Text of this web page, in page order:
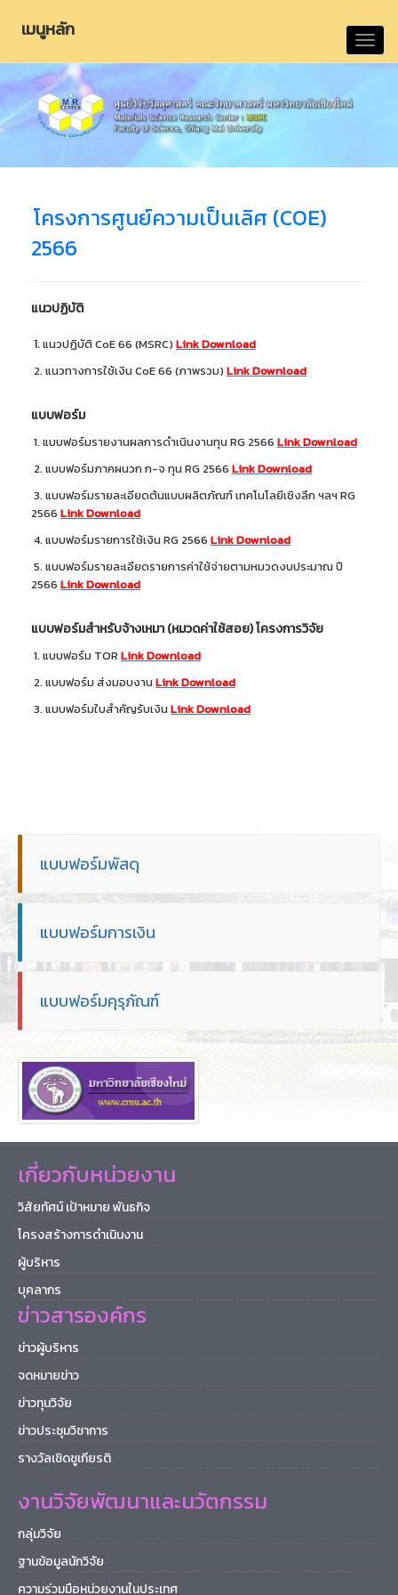
เมนูหลัก
โครงการศูนย์ความเป็นเลิศ (COE)
2566
แนวปฏิบัติ
1.แนวปฏิบัติ CoE 66 (MSRC) Link Download
2.แนวทางการใช้เงิน CoE 66 (ภาพรวม) Link Download
แบบฟอร์ม
1. แบบฟอร์มรายงานผลการดำเนินงานทุน RG 2566 Link Download
2. แบบฟอร์มภาคผนวก ก-จ ทุน RG 2566 Link Download
3. แบบฟอร์มรายละเอียดต้นแบบผลิตภัณฑ์ เทคโนโลยีเชิงลึก ฯลฯ RG
2566 Link Download
4. แบบฟอร์มรายการใช้เงิน RG 2566 Link Download
5. แบบฟอร์มรายละเอียดรายการค่าใช้จ่ายตามหมวดงบประมาณ ปี
2566 Link Download
แบบฟอร์มสำหรับจ้างเหมา (หมวดค่าใช้สอย) โครงการวิจัย
1. แบบฟอร์ม TOR Link Download
2. แบบฟอร์ม ส่งมอบงาน Link Download
3. แบบฟอร์มใบสำคัญรับเงิน Link Download
แบบฟอร์มพัสดุ
แบบฟอร์มการเงิน
แบบฟอร์มคุรุภัณฑ์
เกี่ยวกับหน่วยงาน
วิสัยทัศน์ เป้าหมาย พันธกิจ
โครงสร้างการดำเนินงาน
ผู้บริหาร
บุคลากร
ข่าวสารองค์กร
ข่าวผู้บริหาร
จดหมายข่าว
ข่าวทุนวิจัย
ข่าวประชุมวิชาการ
รางวัลเชิดชูเกียรติ
งานวิจัยพัฒนาและนวัตกรรม
กลุ่มวิจัย
ฐานข้อมูลนักวิจัย
ความร่วมมือหน่วยงานในประเทศ